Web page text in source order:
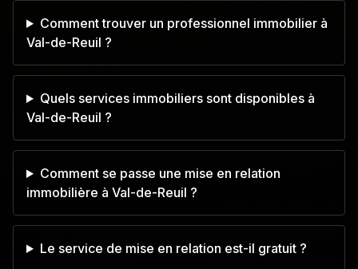
Comment trouver un professionnel immobilier à
Val-de-Reuil ?
Quels services immobiliers sont disponibles à
Val-de-Reuil ?
Comment se passe une mise en relation
immobilière à Val-de-Reuil ?
Le service de mise en relation est-il gratuit ?